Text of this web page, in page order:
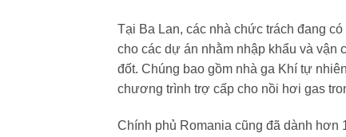
Tại Ba Lan, các nhà chức trách đang
cho các dự án nhằm nhập khẩu và vận
đốt. Chúng bao gồm nhà ga Khí tự
chương trình trợ cấp cho nồi hơi gas
Chính phủ Romania cũng đã dành hơn